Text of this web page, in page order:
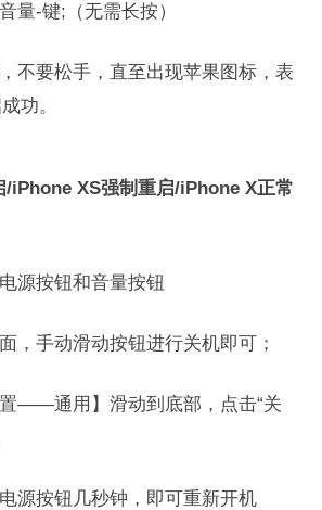
量-键;（无需长按）
不要松手，直至出现苹果图标，表
功。
/iPhone XS强制重启/iPhone X正常
源按钮和音量按钮
，手动滑动按钮进行关机即可；
——通用】滑动到底部，点击“关
源按钮几秒钟，即可重新开机